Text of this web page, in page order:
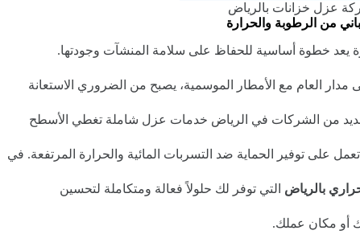
عزل خزانات بالرياض
من الرطوبة والحرارة
يعد خطوة أساسية للحفاظ على سلامة المنشآت وجودتها.
العام مع الأمطار الموسمية، يصبح من الضروري الاستعانة
من الشركات في الرياض خدمات عزل شاملة تغطي الأسطح
على توفير الحماية ضد التسربات المائية والحرارة المرتفعة. في
بالرياض التي توفر لك حلولاً فعالة ومتكاملة لتحسين
أو مكان عملك.